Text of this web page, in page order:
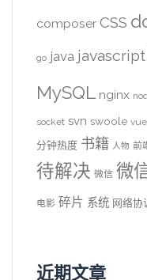
composer CSS
go java javascript
MySQL nginx
socket svn swoole vue
分钟热度 书籍 人物 前
待解决 微信 微
电影 碎片 系统 网络协
近期文章